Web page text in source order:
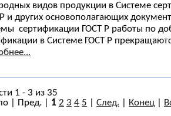
видов продукции в Системе
и других основополагающих
сертификации ГОСТ Р работы по
в Системе ГОСТ Р
1 - 3 из 35
| Пред. | 1 2 3 4 5 След. Конец